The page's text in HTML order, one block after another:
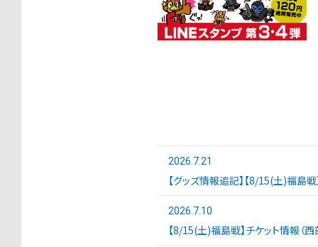
2026.7.21
【グッズ情報追記】【8/15(土)福島
2026.7.10
【8/15(土)福島戦】チケット情報（